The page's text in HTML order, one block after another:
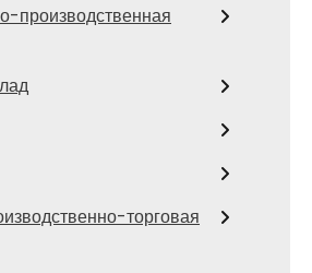
производственная
торговая